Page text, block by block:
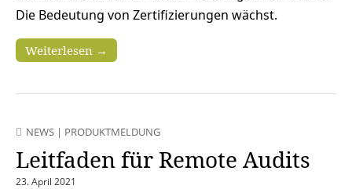
Die Bedeutung von Zertifizierungen wächst.
Weiterlesen →
NEWS | PRODUKTMELDUNG
Leitfaden für Remote Audits
23. April 2021